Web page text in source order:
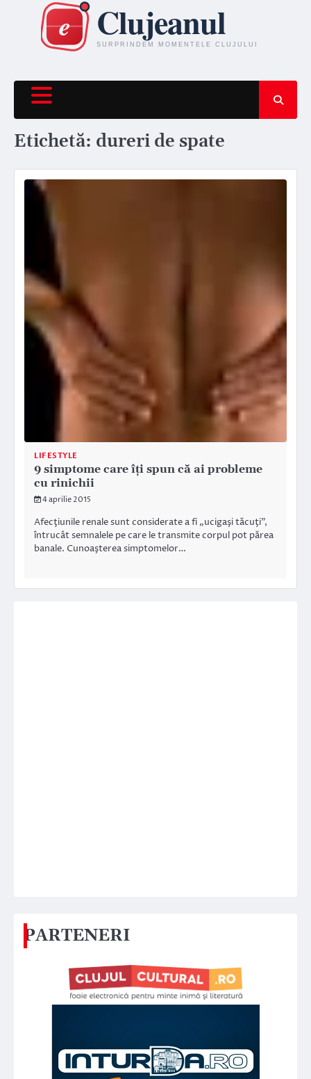
content
Etichetă: dureri de spate
LIFESTYLE
9 simptome care îţi spun că ai probleme
cu rinichii
4 aprilie 2015
Afecţiunile renale sunt considerate a fi „ucigaşi tăcuţi”,
întrucât semnalele pe care le transmite corpul pot părea
banale. Cunoaşterea simptomelor…
PARTENERI